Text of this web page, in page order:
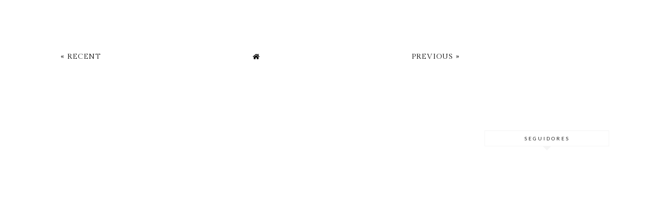
« RECENT PREVIOUS »
SEGUIDORES